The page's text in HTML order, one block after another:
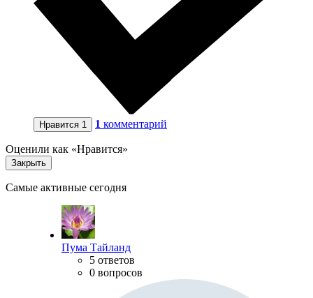
Нравится 1 1 комментарий
Оценили как «Нравится»
Закрыть
Самые активные сегодня
Пума Тайланд
5 ответов
0 вопросов